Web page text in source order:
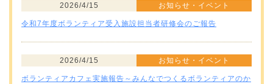
2026/4/15 お知らせ・イベント
令和7年度ボランティア受入施設担当者研修会のご報告
2026/4/15 お知らせ・イベント
ボランティアカフェ実施報告～みんなでつくるボランティアのか